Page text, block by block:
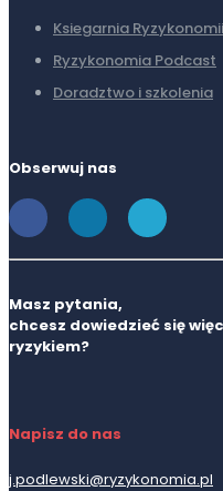
Ksiegarnia Ryzykonomii
Ryzykonomia Podcast
Doradztwo i szkolenia
Obserwuj nas
Masz pytania,
chcesz dowiedzieć się
ryzykiem?
Napisz do nas
j.podlewski@ryzykonomia.pl